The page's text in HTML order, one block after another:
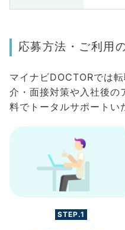
応募方法・ご利用
マイナビDOCTORでは
介・面接対策や入社後の
料でトータルサポートい
STEP.1